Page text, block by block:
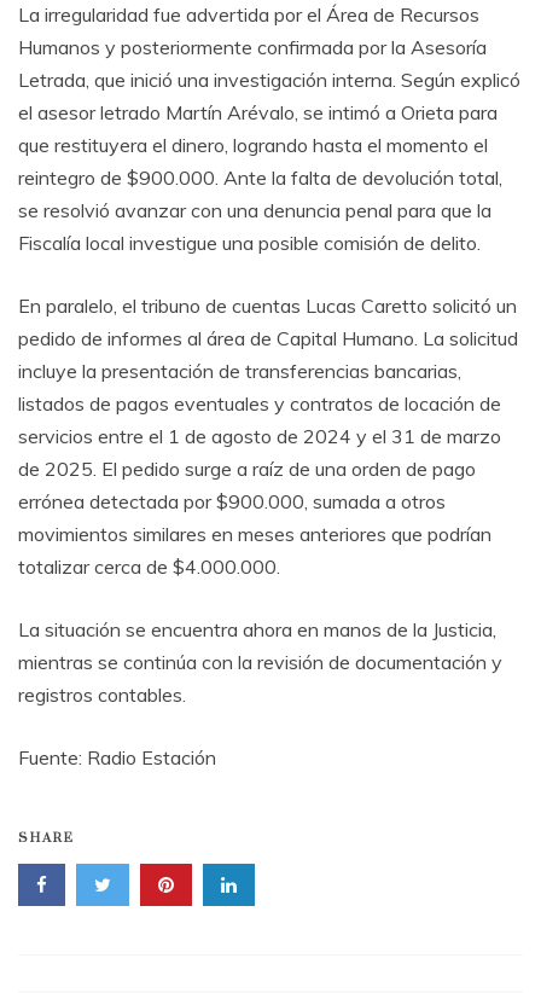
La irregularidad fue advertida por el Área de Recursos
Humanos y posteriormente confirmada por la Asesoría
Letrada, que inició una investigación interna. Según explicó
el asesor letrado Martín Arévalo, se intimó a Orieta para
que restituyera el dinero, logrando hasta el momento el
reintegro de $900.000. Ante la falta de devolución total,
se resolvió avanzar con una denuncia penal para que la
Fiscalía local investigue una posible comisión de delito.
En paralelo, el tribuno de cuentas Lucas Caretto solicitó un
pedido de informes al área de Capital Humano. La solicitud
incluye la presentación de transferencias bancarias,
listados de pagos eventuales y contratos de locación de
servicios entre el 1 de agosto de 2024 y el 31 de marzo
de 2025. El pedido surge a raíz de una orden de pago
errónea detectada por $900.000, sumada a otros
movimientos similares en meses anteriores que podrían
totalizar cerca de $4.000.000.
La situación se encuentra ahora en manos de la Justicia,
mientras se continúa con la revisión de documentación y
registros contables.
Fuente: Radio Estación
SHARE